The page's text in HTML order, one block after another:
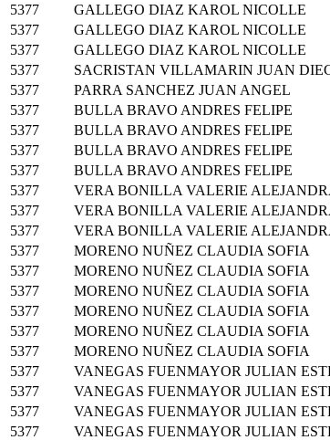
5377
GALLEGO DIAZ KAROL NICOLLE
5377
GALLEGO DIAZ KAROL NICOLLE
5377
GALLEGO DIAZ KAROL NICOLLE
5377
SACRISTAN VILLAMARIN JUAN
5377
PARRA SANCHEZ JUAN ANGEL
5377
BULLA BRAVO ANDRES FELIPE
5377
BULLA BRAVO ANDRES FELIPE
5377
BULLA BRAVO ANDRES FELIPE
5377
BULLA BRAVO ANDRES FELIPE
5377
VERA BONILLA VALERIE
5377
VERA BONILLA VALERIE
5377
VERA BONILLA VALERIE
5377
MORENO NUÑEZ CLAUDIA SOFIA
5377
MORENO NUÑEZ CLAUDIA SOFIA
5377
MORENO NUÑEZ CLAUDIA SOFIA
5377
MORENO NUÑEZ CLAUDIA SOFIA
5377
MORENO NUÑEZ CLAUDIA SOFIA
5377
MORENO NUÑEZ CLAUDIA SOFIA
5377
VANEGAS FUENMAYOR JULIAN
5377
VANEGAS FUENMAYOR JULIAN
5377
VANEGAS FUENMAYOR JULIAN
5377
VANEGAS FUENMAYOR JULIAN